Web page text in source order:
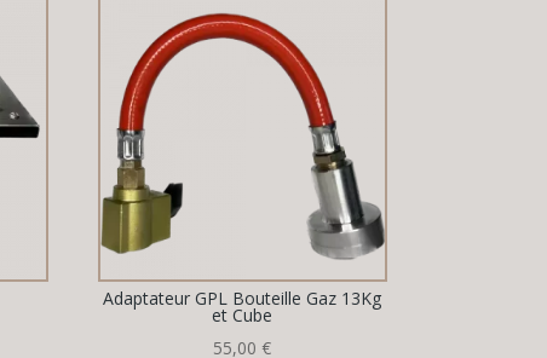
Adaptateur GPL Bouteille Gaz 13Kg
et Cube
55,00€